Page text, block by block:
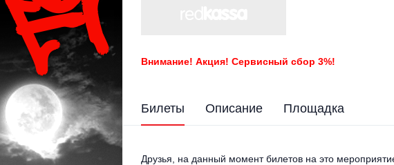
Внимание! Акция! Сервисный сбор 3%!
Билеты Описание Площадка
Друзья, на данный момент билетов на это